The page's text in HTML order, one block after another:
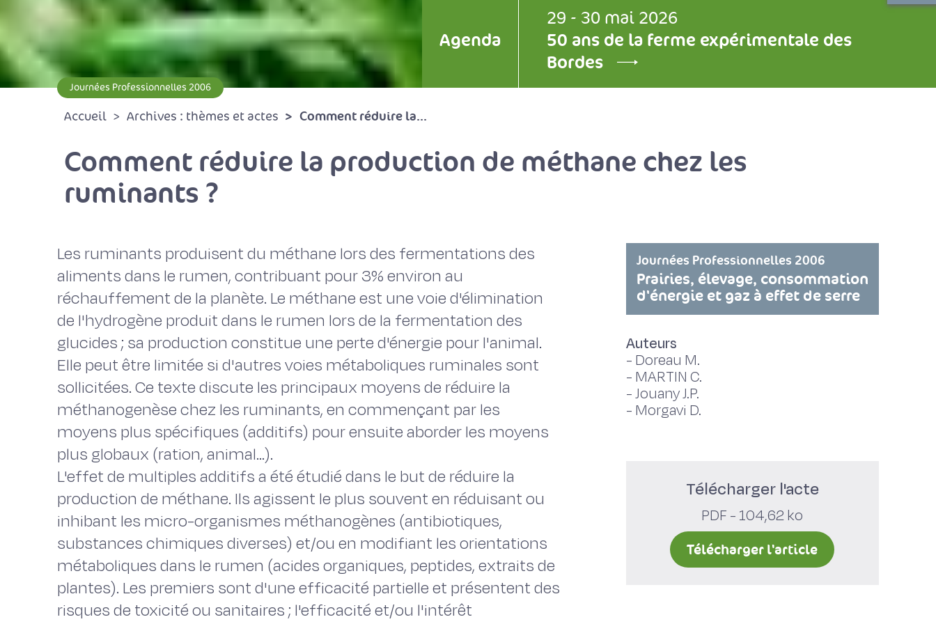
Agenda
29 - 30 mai 2026
50 ans de la ferme expérimentale des
Bordes
Journées Professionnelles 2006
Accueil Archives : thèmes et actes Comment réduire la...
Comment réduire la production de méthane chez les
ruminants ?
Les ruminants produisent du méthane lors des fermentations des
aliments dans le rumen, contribuant pour 3% environ au
réchauffement de la planète. Le méthane est une voie d'élimination
de l'hydrogène produit dans le rumen lors de la fermentation des
glucides ; sa production constitue une perte d'énergie pour l'animal.
Elle peut être limitée si d'autres voies métaboliques ruminales sont
sollicitées. Ce texte discute les principaux moyens de réduire la
méthanogenèse chez les ruminants, en commençant par les
moyens plus spécifiques (additifs) pour ensuite aborder les moyens
plus globaux (ration, animal…).
L'effet de multiples additifs a été étudié dans le but de réduire la
production de méthane. Ils agissent le plus souvent en réduisant ou
inhibant les micro-organismes méthanogènes (antibiotiques,
substances chimiques diverses) et/ou en modifiant les orientations
métaboliques dans le rumen (acides organiques, peptides, extraits de
plantes). Les premiers sont d'une efficacité partielle et présentent des
risques de toxicité ou sanitaires ; l'efficacité et/ou l'intérêt
Journées Professionnelles 2006
Prairies, élevage, consommation
d'énergie et gaz à effet de serre
Auteurs
- Doreau M.
- MARTIN C.
-Jouany J.P.
- Morgavi D.
Télécharger l'acte
PDF - 104,62 ko
Télécharger l'article